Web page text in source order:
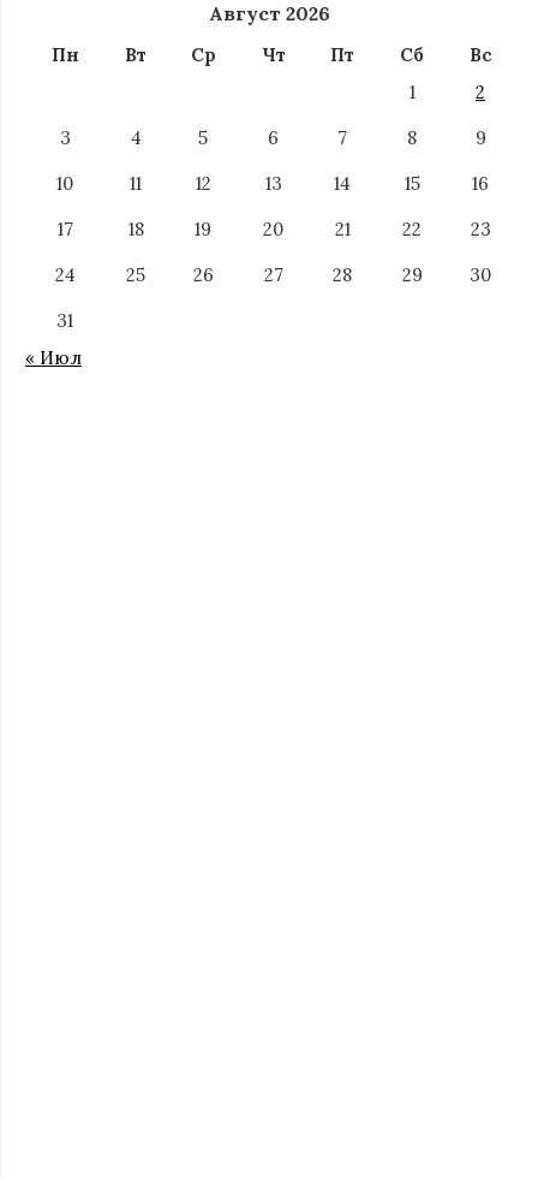
Август 2026
Пн Вт Ср Чт Пт Сб
Вс
1
2
3
4 5 6 7 8
9
10
11 12 13 14 15
16
17
18 19 20 21 22
23
24
25 26 27 28 29
30
31
« Июл